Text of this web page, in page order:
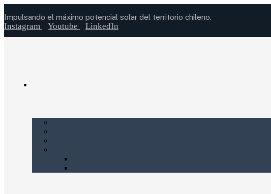
Impulsando el máximo potencial solar del territorio chileno.
Instagram Youtube LinkedIn